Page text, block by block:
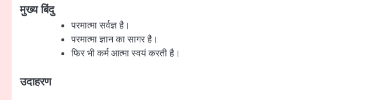
मुख्य बिंदु
परमात्मा सर्वज्ञ है।
परमात्मा ज्ञान का सागर है।
फिर भी कर्म आत्मा स्वयं करती है।
उदाहरण